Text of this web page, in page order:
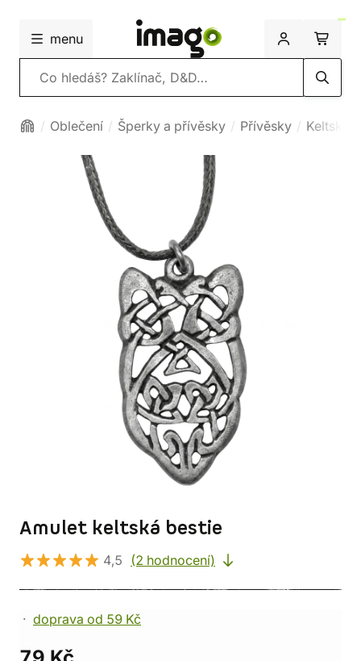
menu
Vyhledávání
Oblečení Šperky a přívěsky Přívěsky Keltské
Amulet keltská bestie
4,5 (2 hodnocení)
doprava od 59 Kč